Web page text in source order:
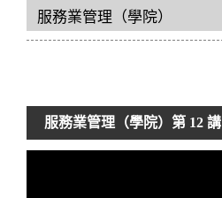
服務業管理（學院）第 12 講